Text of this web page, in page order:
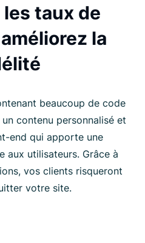
taux de
la
beaucoup de code
contenu personnalisé et
end qui apporte une
aux utilisateurs. Grâce à
vos clients risqueront
votre site.